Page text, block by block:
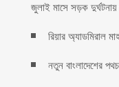
জুলাই মাসে সড়ক
রিয়ার অ্যাডমিরাল
নতুন বাংলাদেশের